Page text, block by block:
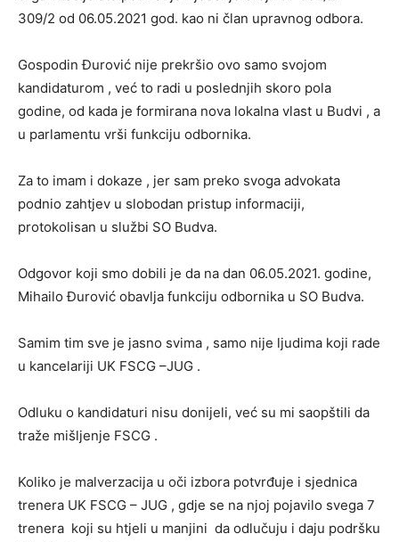
309/2 od 06.05.2021 god. kao ni član upravnog odbora.
Gospodin Đurović nije prekršio ovo samo svojom
kandidaturom , već to radi u poslednjih skoro pola
godine, od kada je formirana nova lokalna vlast u Budvi , a
u parlamentu vrši funkciju odbornika.
Za to imam i dokaze , jer sam preko svoga advokata
podnio zahtjev u slobodan pristup informaciji,
protokolisan u službi SO Budva.
Odgovor koji smo dobili je da na dan 06.05.2021. godine,
Mihailo Đurović obavlja funkciju odbornika u SO Budva.
Samim tim sve je jasno svima , samo nije ljudima koji rade
u kancelariji UK FSCG –JUG .
Odluku o kandidaturi nisu donijeli, već su mi saopštili da
traže mišljenje FSCG .
Koliko je malverzacija u oči izbora potvrđuje i sjednica
trenera UK FSCG – JUG , gdje se na njoj pojavilo svega 7
trenera koji su htjeli u manjini da odlučuju i daju podršku